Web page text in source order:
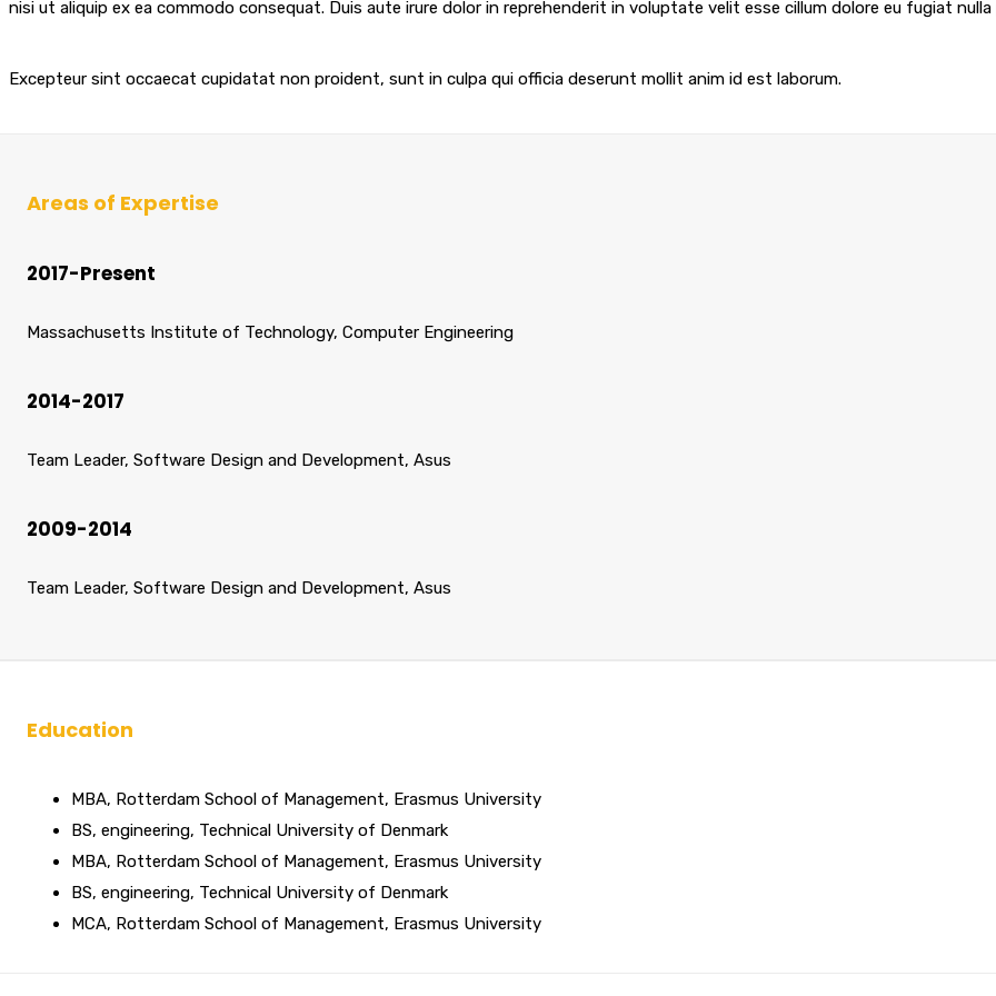
nisi ut aliquip ex ea commodo consequat. Duis aute irure dolor in reprehenderit in voluptate velit esse cillum dolore eu fugiat nulla
Excepteur sint occaecat cupidatat non proident, sunt in culpa qui officia deserunt mollit anim id est laborum.
Areas of Expertise
2017-Present
Massachusetts Institute of Technology, Computer Engineering
2014-2017
Team Leader, Software Design and Development, Asus
2009-2014
Team Leader, Software Design and Development, Asus
Education
MBA, Rotterdam School of Management, Erasmus University
BS, engineering, Technical University of Denmark
MBA, Rotterdam School of Management, Erasmus University
BS, engineering, Technical University of Denmark
MCA, Rotterdam School of Management, Erasmus University